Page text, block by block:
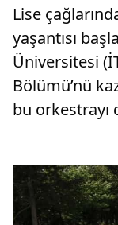
Lise
yaşantısı
Üniversitesi
Bölümü’nü
bu orkestrayı